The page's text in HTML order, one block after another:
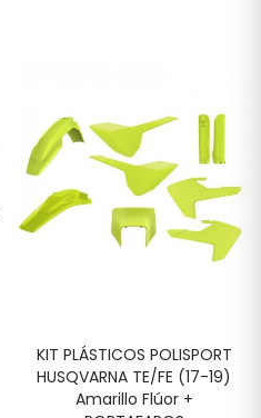
KIT PLÁSTICOS POLISPORT
HUSQVARNA TE/FE (17-19)
Amarillo Flúor +